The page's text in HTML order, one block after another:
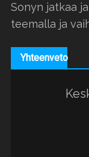
Sonyn jatkaa
teemalla ja
Yhteenveto